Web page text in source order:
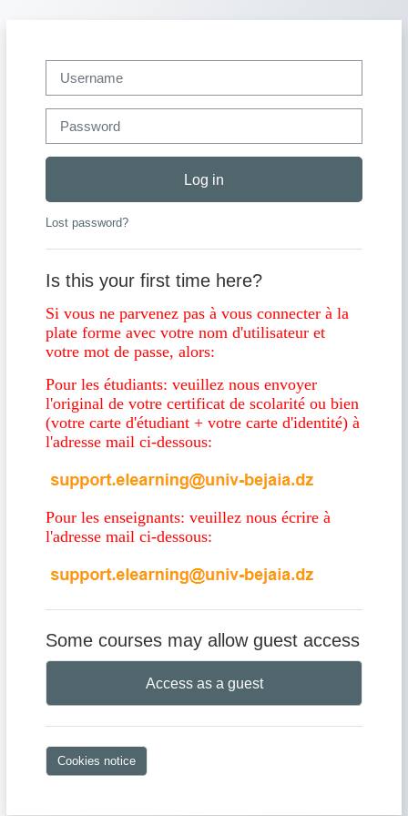
Log in
Lost password?
Is this your first time here?
Si vous ne parvenez pas à vous connecter à la
plate forme avec votre nom d'utilisateur et
votre mot de passe, alors:
Pour les étudiants: veuillez nous envoyer
l'original de votre certificat de scolarité ou bien
(votre carte d'étudiant + votre carte d'identité) à
l'adresse mail ci-dessous:
Pour les enseignants: veuillez nous écrire à
l'adresse mail ci-dessous:
Some courses may allow guest access
Access as a guest
Cookies notice